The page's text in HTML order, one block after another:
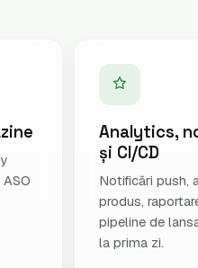
Analytics,
și CI/CD
Notificări push,
produs,
pipeline de
la prima zi.